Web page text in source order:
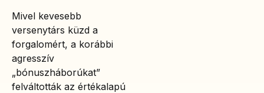
Mivel kevesebb
versenytárs küzd a
forgalomért, a korábbi
agresszív
„bónuszháborúkat”
felváltották az értékalapú